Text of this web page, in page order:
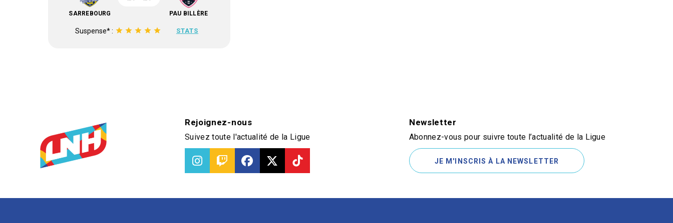
SARREBOURG PAU BILLÈRE
Suspense* : star star star star star STATS
Rejoignez-nous
Suivez toute l'actualité de la Ligue
Newsletter
Abonnez-vous pour suivre toute l’actualité de la Ligue
JE M'INSCRIS À LA NEWSLETTER